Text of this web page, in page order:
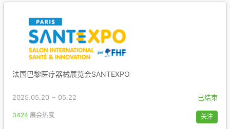
法国巴黎医疗器械展览会SANTEXPO
2025.05.20 ~ 05.22 已结束
3424 展会热度 关注